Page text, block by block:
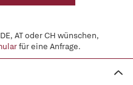
AT oder CH wünschen,
für eine Anfrage.